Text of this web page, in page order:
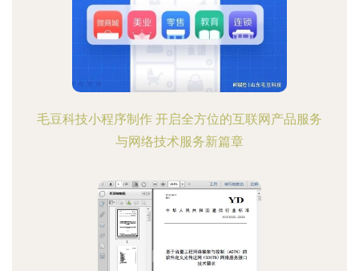
毛豆科技小程序制作 开启全方位的互联网产品服务
与网络技术服务新篇章